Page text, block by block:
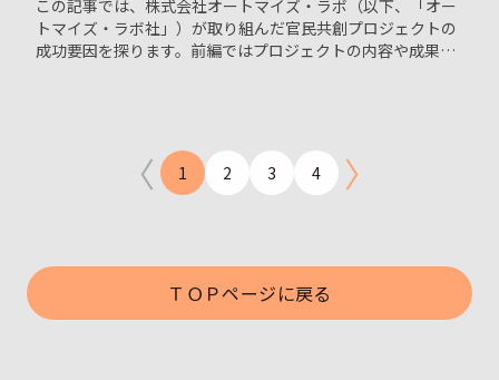
この記事では、株式会社オートマイズ・ラボ（以下、「オー
トマイズ・ラボ社」）が取り組んだ官民共創プロジェクトの
成功要因を探ります。前編ではプロジェクトの内容や成果
〈 1 2 3 4 〉
ＴＯＰページに戻る